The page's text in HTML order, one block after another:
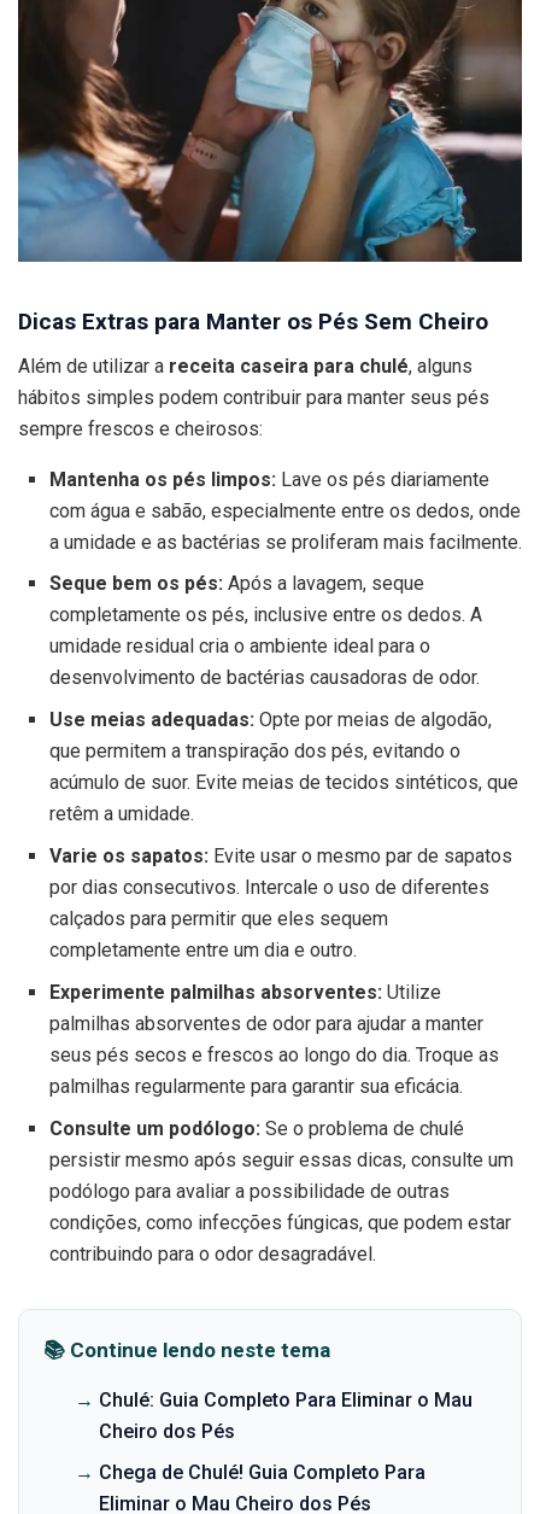
Dicas Extras para Manter os Pés Sem Cheiro
Além de utilizar a receita caseira para chulé, alguns
hábitos simples podem contribuir para manter seus pés
sempre frescos e cheirosos:
Mantenha os pés limpos: Lave os pés diariamente
com água e sabão, especialmente entre os dedos, onde
a umidade e as bactérias se proliferam mais facilmente.
Seque bem os pés:Após a lavagem, seque
completamente os pés, inclusive entre os dedos. A
umidade residual cria o ambiente ideal para o
desenvolvimento de bactérias causadoras de odor.
Use meias adequadas:Opte por meias de algodão,
que permitem a transpiração dos pés, evitando o
acúmulo de suor. Evite meias de tecidos sintéticos, que
retêm a umidade.
Varie os sapatos:Evite usar o mesmo par de sapatos
por dias consecutivos. Intercale o uso de diferentes
calçados para permitir que eles sequem
completamente entre um dia e outro.
Experimente palmilhas absorventes:Utilize
palmilhas absorventes de odor para ajudar a manter
seus pés secos e frescos ao longo do dia. Troque as
palmilhas regularmente para garantir sua eficácia.
Consulte um podólogo: Se o problema de chulé
persistir mesmo após seguir essas dicas, consulte um
podólogo para avaliar a possibilidade de outras
condições, como infecções fúngicas, que podem estar
contribuindo para o odor desagradável.
📚 Continue lendo neste tema
→ Chulé: Guia Completo Para Eliminar o Mau
Cheiro dos Pés
→ Chega de Chulé! Guia Completo Para
Eliminar o Mau Cheiro dos Pés